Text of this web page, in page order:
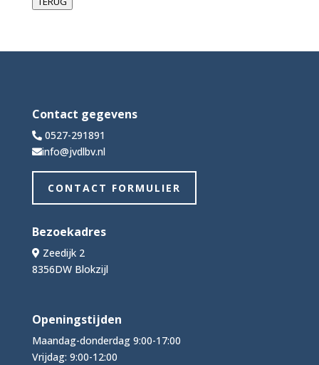
Contact gegevens
0527-291891
info@jvdlbv.nl
CONTACT FORMULIER
Bezoekadres
Zeedijk 2
8356DW Blokzijl
Openingstijden
Maandag-donderdag 9:00-17:00
Vrijdag: 9:00-12:00